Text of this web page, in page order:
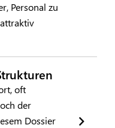
Personal zu
oft
der
Dossier